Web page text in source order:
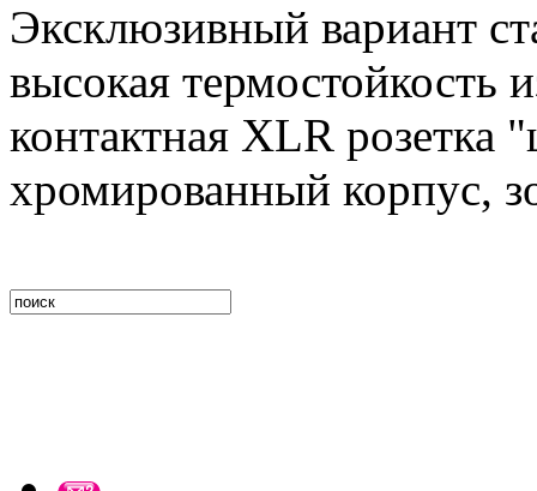
Эксклюзивный вариант
высокая термостойкость
контактная XLR
хромированный корпус,